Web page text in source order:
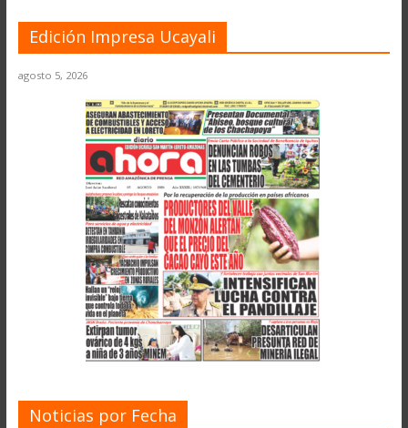
Edición Impresa Ucayali
agosto 5, 2026
Noticias por Fecha